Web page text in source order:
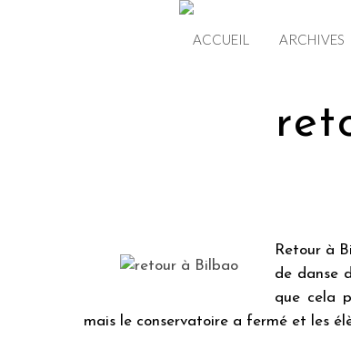
ACCUEIL ARCHIVES
Retour à
de danse
que cela
mais le conservatoire a fermé et les